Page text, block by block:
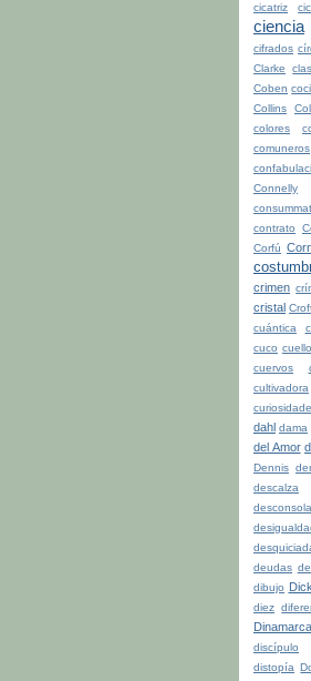
cicatriz
ciencia
cifrados
Clarke
Coben
Collins
colores
comuneros
Connelly
contrato
Corfú
crimen
cristal
cuántica
cuco cuello
cuervos
cultivadora
dahl dama
del Amor
Dennis
descalza
deudas
dibujo
diez
Dinamarca
discípulo
distopía